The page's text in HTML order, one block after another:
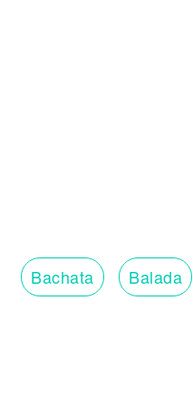
Bachata Balada